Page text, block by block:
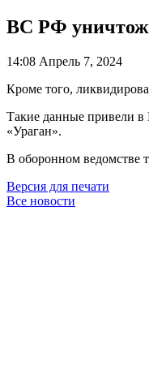
ВС РФ
14:08 Апрель 7, 2024
Кроме того,
Такие данные привели в
«Ураган».
В оборонном ведомстве
Версия для печати
Все новости